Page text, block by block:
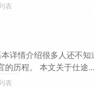
表
详情介绍很多人还不
的历程。 本文关于仕途...
表